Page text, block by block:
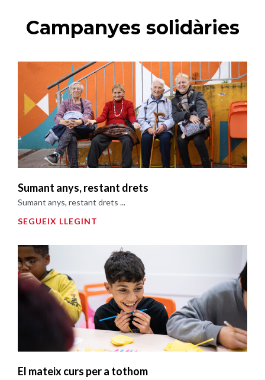
Campanyes solidàries
Sumant anys, restant drets
Sumant anys, restant drets ...
SEGUEIX LLEGINT
El mateix curs per a tothom